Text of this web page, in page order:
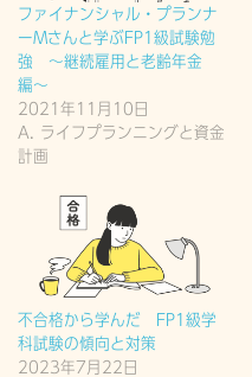
ファイナンシャル・プランナ
ーMさんと学ぶFP1級試験勉
強 〜継続雇用と老齢年金
編〜
2021年11月10日
A. ライフプランニングと資金
計画
不合格から学んだ FP1級学
科試験の傾向と対策
2023年7月22日